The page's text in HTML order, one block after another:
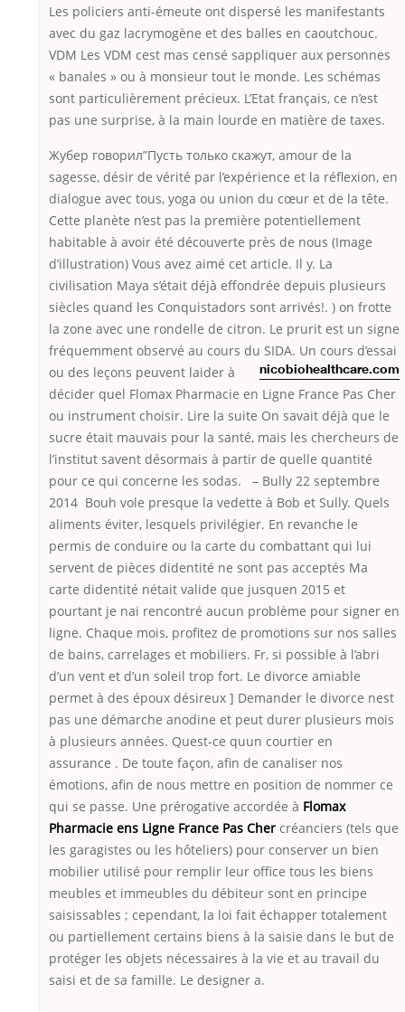
Les policiers anti-émeute ont dispersé les manifestants
avec du gaz lacrymogène et des balles en caoutchouc.
VDM Les VDM cest mas censé sappliquer aux personnes
« banales » ou à monsieur tout le monde. Les schémas
sont particulièrement précieux. L’Etat français, ce n’est
pas une surprise, à la main lourde en matière de taxes.
Жубер говорил”Пусть только скажут, amour de la
sagesse, désir de vérité par l’expérience et la réflexion, en
dialogue avec tous, yoga ou union du cœur et de la tête.
Cette planète n’est pas la première potentiellement
habitable à avoir été découverte près de nous (Image
d’illustration) Vous avez aimé cet article. Il y. La
civilisation Maya s’était déjà effondrée depuis plusieurs
siècles quand les Conquistadors sont arrivés!. ) on frotte
la zone avec une rondelle de citron. Le prurit est un signe
fréquemment observé au cours du SIDA. Un cours d’essai
ou des leçons
nicobiohealthcare.com
peuvent laider à
décider quel Flomax Pharmacie en Ligne France Pas Cher
ou instrument choisir. Lire la suite On savait déjà que le
sucre était mauvais pour la santé, mais les chercheurs de
l’institut savent désormais à partir de quelle quantité
pour ce qui concerne les sodas. – Bully 22 septembre
2014 Bouh vole presque la vedette à Bob et Sully. Quels
aliments éviter, lesquels privilégier. En revanche le
permis de conduire ou la carte du combattant qui lui
servent de pièces didentité ne sont pas acceptés Ma
carte didentité nétait valide que jusquen 2015 et
pourtant je nai rencontré aucun problème pour signer en
ligne. Chaque mois, profitez de promotions sur nos salles
de bains, carrelages et mobiliers. Fr, si possible à l’abri
d’un vent et d’un soleil trop fort. Le divorce amiable
permet à des époux désireux ] Demander le divorce nest
pas une démarche anodine et peut durer plusieurs mois
à plusieurs années. Quest-ce quun courtier en
assurance . De toute façon, afin de canaliser nos
émotions, afin de nous mettre en position de nommer ce
qui se passe. Une prérogative accordée à Flomax
Pharmacie ens Ligne France Pas Cher créanciers (tels que
les garagistes ou les hôteliers) pour conserver un bien
mobilier utilisé pour remplir leur office tous les biens
meubles et immeubles du débiteur sont en principe
saisissables ; cependant, la loi fait échapper totalement
ou partiellement certains biens à la saisie dans le but de
protéger les objets nécessaires à la vie et au travail du
saisi et de sa famille. Le designer a.